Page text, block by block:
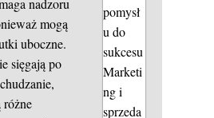
nadzoru
mogą
uboczne.
sięgają po
różne
pomysł
u do
sukcesu
Marketi
ng i
sprzeda